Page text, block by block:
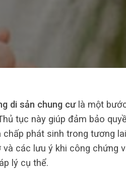
di sản chung cưlà một
tục này giúp đảm bảo
chấp phát sinh trong tương
và các lưu ý khi công chứng
lý cụ thể.